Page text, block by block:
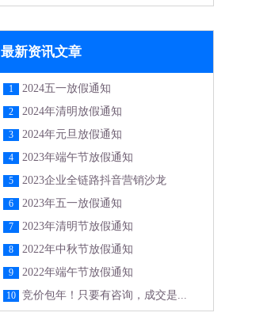
最新资讯文章
1 2024五一放假通知
2 2024年清明放假通知
3 2024年元旦放假通知
4 2023年端午节放假通知
5 2023企业全链路抖音营销沙龙
6 2023年五一放假通知
7 2023年清明节放假通知
8 2022年中秋节放假通知
9 2022年端午节放假通知
10 竞价包年！只要有咨询，成交是...